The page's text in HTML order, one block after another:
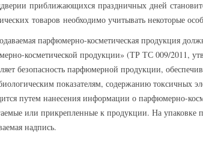
приближающихся праздничных дней
товаров необходимо учитывать некоторые
парфюмерно-косметическая продукция
косметической продукции» (ТР ТС 009/2011,
безопасность парфюмерной продукции,
показателям, содержанию токсичных
путем нанесения информации о парфюмерно-
или прикрепленные к продукции. На упаковке
надпись.